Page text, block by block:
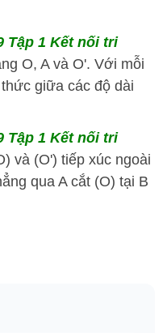
Tập 1 Kết nối tri
O, A và O'. Với mỗi
giữa các độ dài
Tập 1 Kết nối tri
và (O') tiếp xúc ngoài
qua A cắt (O) tại B